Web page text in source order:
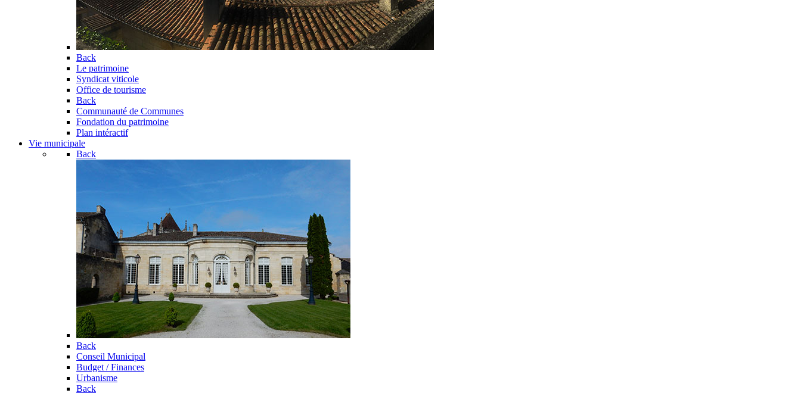
Back
Le patrimoine
Syndicat viticole
Office de tourisme
Back
Communauté de Communes
Fondation du patrimoine
Plan intéractif
Vie municipale
Back
Back
Conseil Municipal
Budget / Finances
Urbanisme
Back